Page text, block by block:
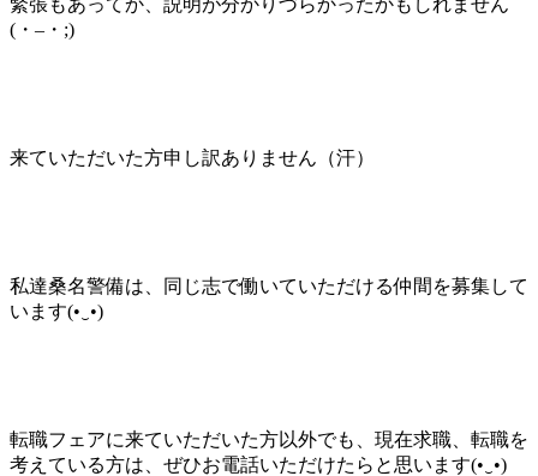
(・–・;)ゞ
来ていただいた方申し訳ありません（汗）
私達桑名警備は、同じ志で働いていただける仲間を募集して
います(•‿•)
転職フェアに来ていただいた方以外でも、現在求職、転職を
考えている方は、ぜひお電話いただけたらと思います(•‿•)